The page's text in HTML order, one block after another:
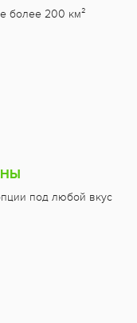
более 200 км²
под любой вкус